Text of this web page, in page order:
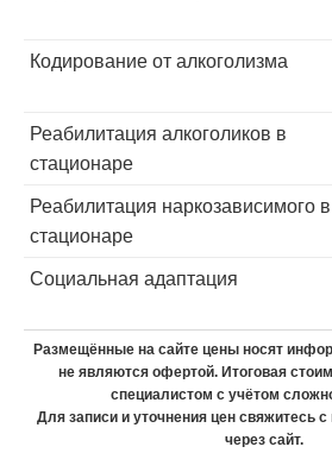
Кодирование от алкоголизма
Реабилитация алкоголиков в
стационаре
Реабилитация наркозависимого в
стационаре
Социальная адаптация
Размещённые на сайте цены носят
не являются офертой. Итоговая
специалистом с учётом
Для записи и уточнения цен свяжитесь
через сайт.